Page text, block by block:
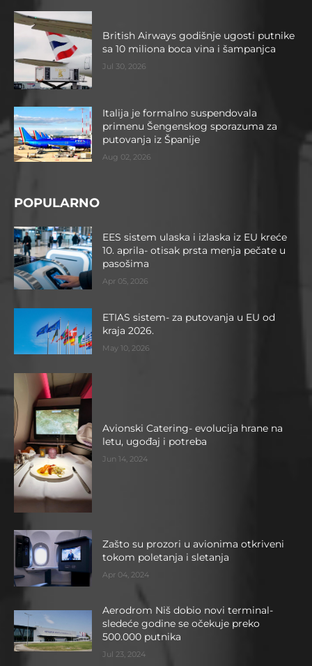
British Airways godišnje ugosti putnike
sa 10 miliona boca vina i šampanjca
Jul 30, 2026
Italija je formalno suspendovala
primenu Šengenskog sporazuma za
putovanja iz Španije
Aug 02, 2026
POPULARNO
EES sistem ulaska i izlaska iz EU kreće
10. aprila- otisak prsta menja pečate u
pasošima
Apr 05, 2026
ETIAS sistem- za putovanja u EU od
kraja 2026.
May 10, 2026
Avionski Catering- evolucija hrane na
letu, ugođaj i potreba
Jun 14, 2024
Zašto su prozori u avionima otkriveni
tokom poletanja i sletanja
Apr 04, 2024
Aerodrom Niš dobio novi terminal-
sledeće godine se očekuje preko
500.000 putnika
Jul 23, 2024